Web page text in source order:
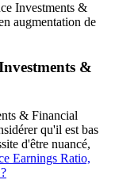
Investments &
augmentation de
&
& Financial
qu'il est bas
d'être nuancé,
Earnings Ratio,